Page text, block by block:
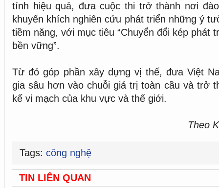
tính hiệu quả, đưa cuộc thi trở thành nơi
khuyến khích nghiên cứu phát triển những ý
tiềm năng, với mục tiêu “Chuyển đổi kép phát
bền vững”.
Từ đó góp phần xây dựng vị thế, đưa Việt
gia sâu hơn vào chuỗi giá trị toàn cầu và trở
kế vi mạch của khu vực và thế giới.
Theo
Tags: công nghệ
TIN LIÊN QUAN